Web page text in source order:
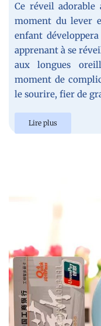
Ce réveil
moment du lever
enfant
apprenant à se
aux longues
moment de
le sourire, fier de
Lire plus